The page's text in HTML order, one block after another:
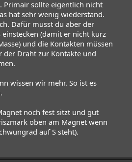
Primair sollte eigentlich nicht
hat sehr wenig wiederstand.
Dafür musst du aber der
einstecken (damit er nicht kurz
und die Kontakten müssen
der Draht zur Kontakte und
wissen wir mehr. So ist es
noch fest sitzt und gut
oben am Magnet wenn
auf S steht).